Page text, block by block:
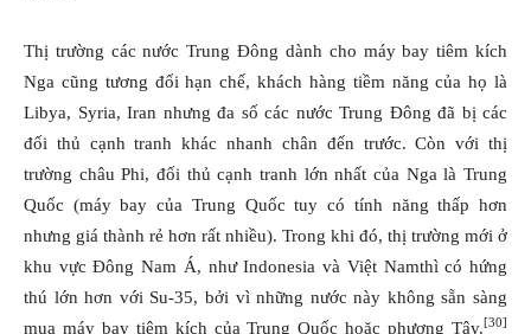
Thị trường các nước Trung Đông dành cho máy bay tiêm kích
Nga cũng tương đối hạn chế, khách hàng tiềm năng của họ là
Libya, Syria, Iran nhưng đa số các nước Trung Đông đã bị các
đối thủ cạnh tranh khác nhanh chân đến trước. Còn với thị
trường châu Phi, đối thủ cạnh tranh lớn nhất của Nga là Trung
Quốc (máy bay của Trung Quốc tuy có tính năng thấp hơn
nhưng giá thành rẻ hơn rất nhiều). Trong khi đó, thị trường mới ở
khu vực Đông Nam Á, như Indonesia và Việt Namthì có hứng
thú lớn hơn với Su-35, bởi vì những nước này không sẵn sàng
mua máy bay tiêm kích của Trung Quốc hoặc phương Tây.[30]